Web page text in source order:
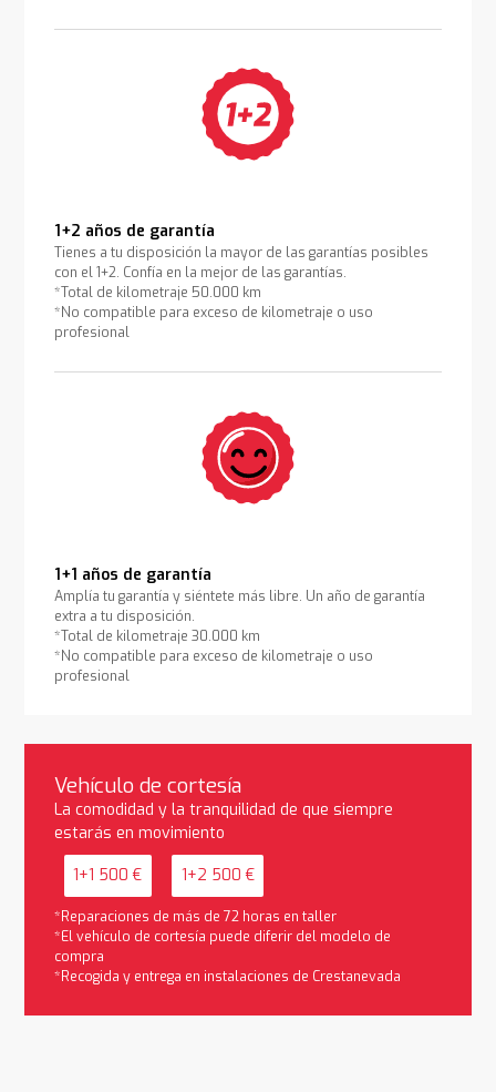
1+2 años de garantía
Tienes a tu disposición la mayor de las garantías posibles
con el 1+2. Confía en la mejor de las garantías.
*Total de kilometraje 50.000 km
*No compatible para exceso de kilometraje o uso
profesional
1+1 años de garantía
Amplía tu garantía y siéntete más libre. Un año de garantía
extra a tu disposición.
*Total de kilometraje 30.000 km
*No compatible para exceso de kilometraje o uso
profesional
Vehículo de cortesía
La comodidad y la tranquilidad de que siempre
estarás en movimiento
1+1 500 € 1+2 500 €
*Reparaciones de más de 72 horas en taller
*El vehículo de cortesía puede diferir del modelo de
compra
*Recogida y entrega en instalaciones de Crestanevada